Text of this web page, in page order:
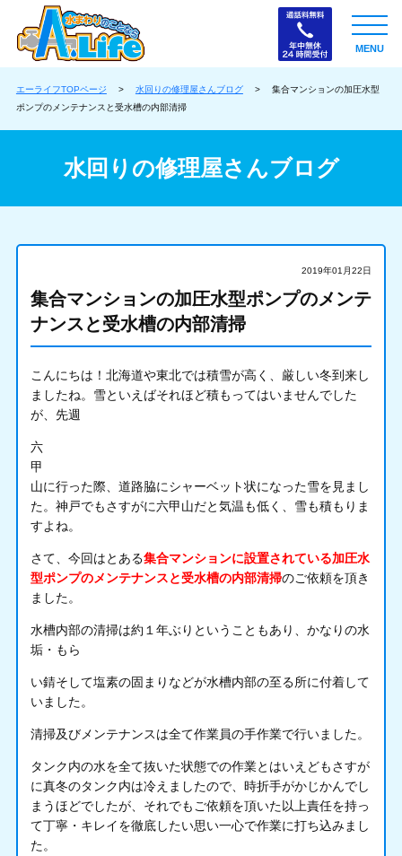
MENU
エーライフTOPページ > 水回りの修理屋さんブログ >
集合マンションの加圧水型
ポンプのメンテナンスと受水槽の内部清掃
水回りの修理屋さんブログ
2019年01月22日
集合マンションの加圧水型ポンプのメンテ
ナンスと受水槽の内部清掃
こんにちは！北海道や東北では積雪が高く、厳しい冬到来し
ましたね。雪といえばそれほど積もってはいませんでした
が、先週
六
甲
山に行った際、道路脇にシャーベット状になった雪を見まし
た。神戸でもさすがに六甲山だと気温も低く、雪も積もりま
すよね。
さて、今回はとある集合マンションに設置されている加圧水
型ポンプのメンテナンスと受水槽の内部清掃のご依頼を頂き
ました。
水槽内部の清掃は約１年ぶりということもあり、かなりの水
垢・もら
い錆そして塩素の固まりなどが水槽内部の至る所に付着して
いました。
清掃及びメンテナンスは全て作業員の手作業で行いました。
タンク内の水を全て抜いた状態での作業とはいえどもさすが
に真冬のタンク内は冷えましたので、時折手がかじかんでし
まうほどでしたが、それでもご依頼を頂いた以上責任を持っ
て丁寧・キレイを徹底したい思い一心で作業に打ち込みまし
た。